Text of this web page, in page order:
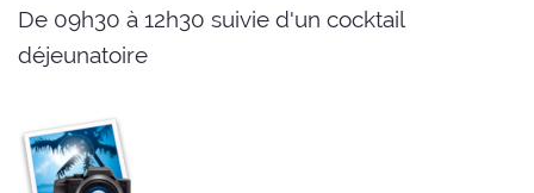
De 09h30 à 12h30 suivie d'un cocktail
déjeunatoire